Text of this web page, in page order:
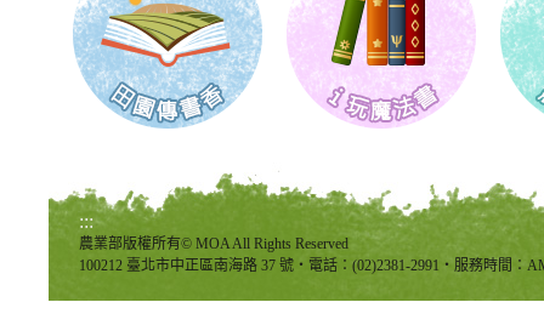
:::
農業部版權所有© MOA All Rights Reserved
100212 臺北市中正區南海路 37 號‧電話：(02)2381-2991‧服務時間：